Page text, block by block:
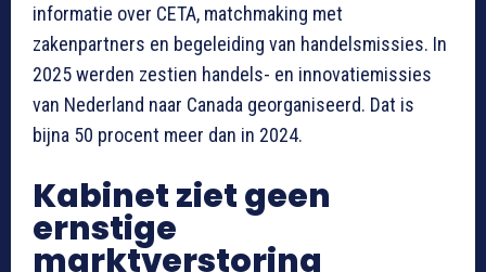
informatie over CETA, matchmaking met
zakenpartners en begeleiding van handelsmissies. In
2025 werden zestien handels- en innovatiemissies
van Nederland naar Canada georganiseerd. Dat is
bijna 50 procent meer dan in 2024.
Kabinet ziet geen
ernstige
marktverstoring